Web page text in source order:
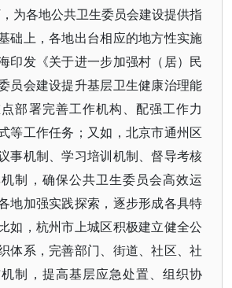
为各地公共卫生委员会建设提供指
础上，各地出台相应的地方性实施
印发《关于进一步加强村（居）民
员会建设提升基层卫生健康治理能
部署完善工作机构、配强工作力
等工作任务；又如，北京市通州区
事机制、学习培训机制、督导考核
制，确保公共卫生委员会高效运
地加强实践探索，逐步形成各具特
如，杭州市上城区积极建立健全公
体系，完善部门、街道、社区、社
制，提高基层应急处置、组织协